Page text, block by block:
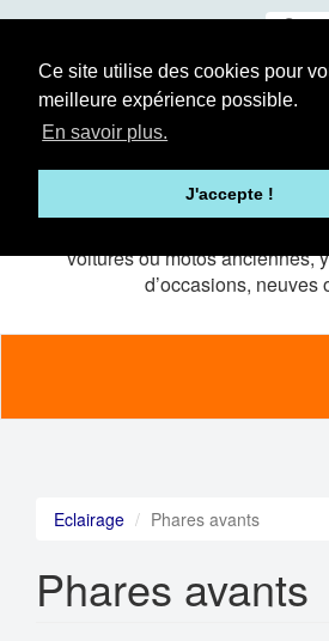
Ce site utilise des cookies pour
meilleure expérience possible.
En savoir plus.
J'accepte !
contenu
principal
Se
voitures ou motos anciennes,
d’occasions, neuves
Eclairage Phares avants
Phares avants